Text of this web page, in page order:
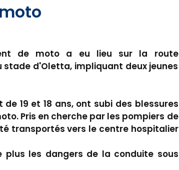
de moto a eu lieu sur la route
d'Oletta, impliquant deux jeunes
19 et 18 ans, ont subi des blessures
Pris en cherche par les pompiers de
transportés vers le centre hospitalier
les dangers de la conduite sous